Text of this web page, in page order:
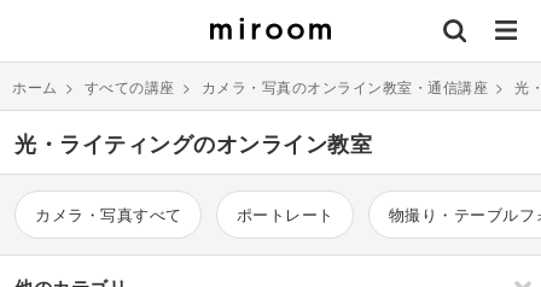
ホーム > すべての講座 > カメラ・写真のオンライン教室・通信講座 > 光
光・ライティングのオンライン教室
カメラ・写真すべて ポートレート 物撮り・テーブルフ